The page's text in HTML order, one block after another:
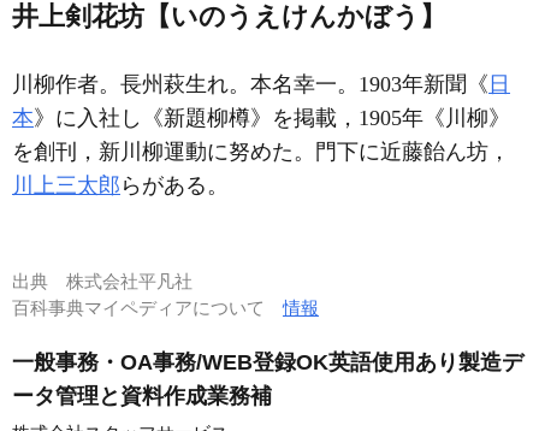
井上剣花坊【いのうえけんかぼう】
川柳作者。長州萩生れ。本名幸一。1903年新聞《 日
本》に入社し《新題柳樽》を掲載，1905年《川柳》
を創刊，新川柳運動に努めた。門下に近藤飴ん坊，
川上三太郎 らがある。
出典 株式会社平凡社
百科事典マイペディアについて情報
一般事務・OA事務/WEB登録OK英語使用あり製造デ
ータ管理と資料作成業務補